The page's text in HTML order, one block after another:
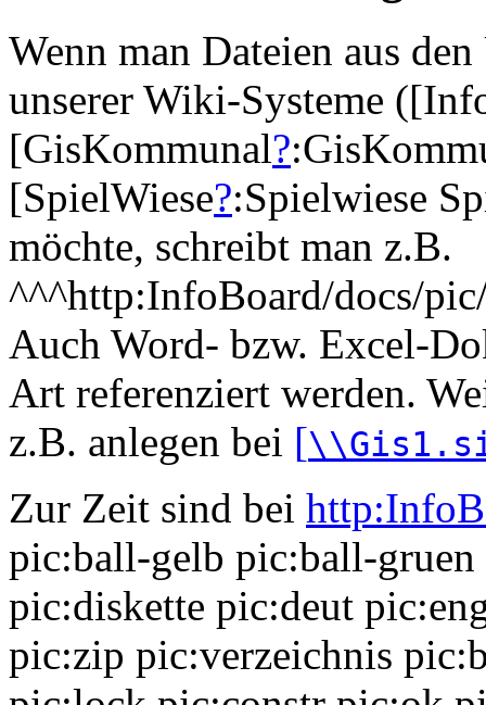
Wenn man Dateien aus
unserer Wiki-Systeme
[GisKommunal?
[SpielWiese?:Spielwiese
möchte, schreibt man z.B.
^^^http:InfoBoard/docs/
Auch Word- bzw. Excel-
Art referenziert werden.
z.B. anlegen bei [
Zur Zeit sind bei
pic:ball-gelb pic:ball-
pic:diskette pic:deut
pic:zip pic:verzeichnis